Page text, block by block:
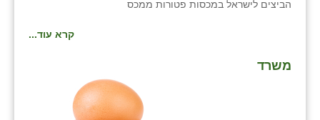
הביצים לישראל במכסות פטורות ממכס
קרא עוד...
משרד